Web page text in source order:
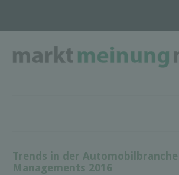
Trends in der Automobilbranche
Managements 2016